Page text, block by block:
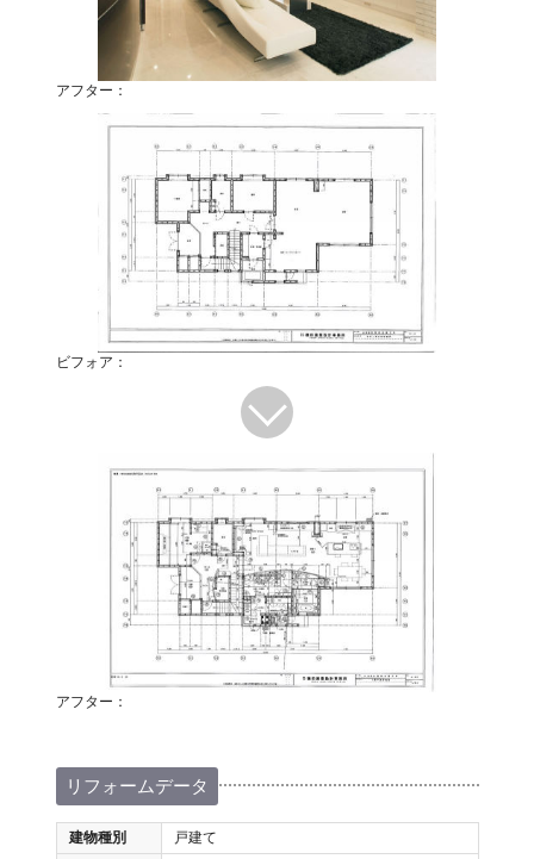
アフター：
ビフォア：
アフター：
リフォームデータ
建物種別
戸建て